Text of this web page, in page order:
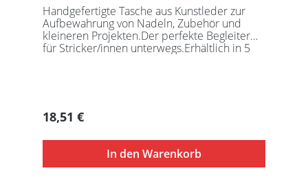
Handgefertigte Tasche aus Kunstleder zur
Aufbewahrung von Nadeln, Zubehör und
kleineren Projekten.Der perfekte Begleiter
für Stricker/innen unterwegs.Erhältlich in 5
Regulärer Preis:
18,51 €
In den Warenkorb